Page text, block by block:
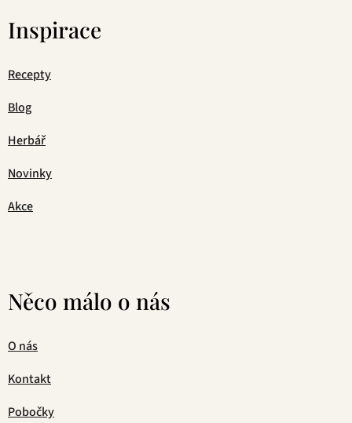
Inspirace
Recepty
Blog
Herbář
Novinky
Akce
Něco málo o nás
O nás
Kontakt
Pobočky